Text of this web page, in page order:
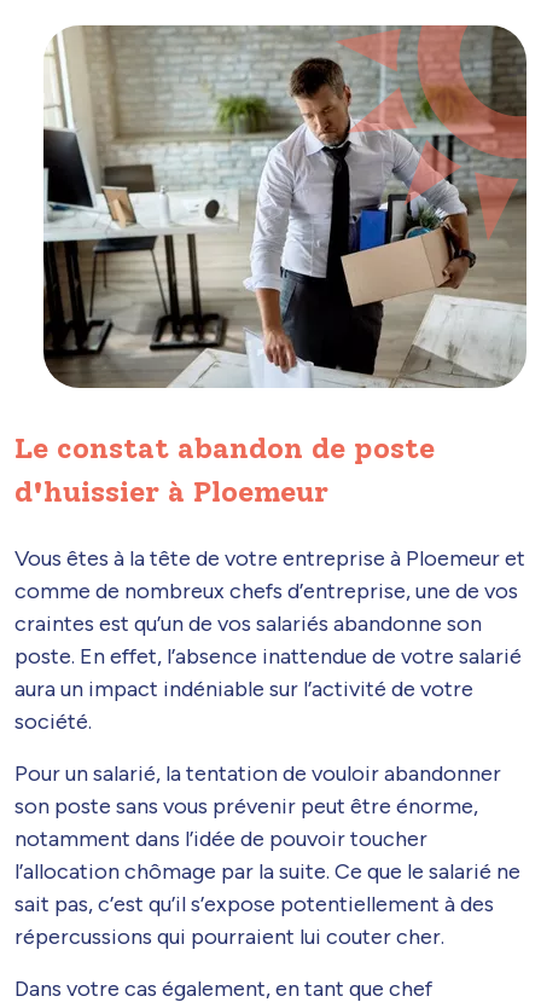
Le constat abandon de poste
d'huissier à Ploemeur
Vous êtes à la tête de votre entreprise à Ploemeur et
comme de nombreux chefs d’entreprise, une de vos
craintes est qu’un de vos salariés abandonne son
poste. En effet, l’absence inattendue de votre salarié
aura un impact indéniable sur l’activité de votre
société.
Pour un salarié, la tentation de vouloir abandonner
son poste sans vous prévenir peut être énorme,
notamment dans l’idée de pouvoir toucher
l’allocation chômage par la suite. Ce que le salarié ne
sait pas, c’est qu’il s’expose potentiellement à des
répercussions qui pourraient lui couter cher.
Dans votre cas également, en tant que chef